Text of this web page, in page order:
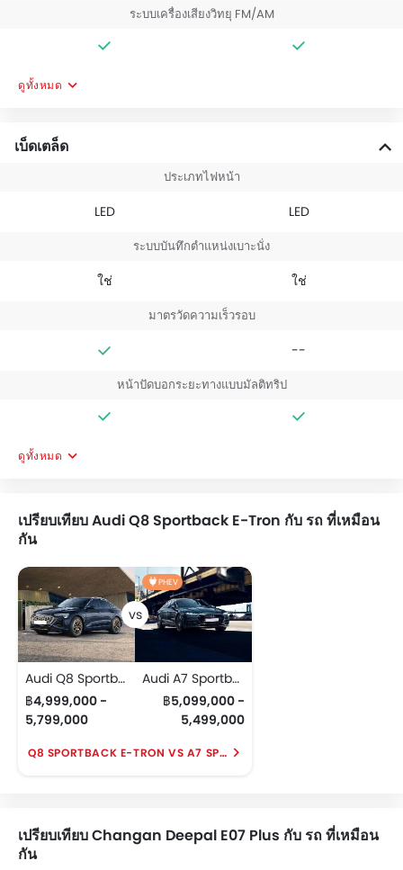
ระบบเครื่องเสียงวิทยุ FM/AM
ดูทั้งหมด
เบ็ดเตล็ด
ประเภทไฟหน้า
LED LED
ระบบบันทึกตำแหน่งเบาะนั่ง
ใช่ ใช่
มาตรวัดความเร็วรอบ
--
หน้าปัดบอกระยะทางแบบมัลติทริป
ดูทั้งหมด
เปรียบเทียบ Audi Q8 Sportback E-Tron กับ รถ ที่เหมือน
กัน
Audi Q8 Sportback E-Tron
฿4,999,000 -
5,799,000
PHEV
Audi A7 Sportback
฿5,099,000 -
5,499,000
Q8 SPORTBACK E-TRON VS A7 SPORTBACK
เปรียบเทียบ Changan Deepal E07 Plus กับ รถ ที่เหมือน
กัน